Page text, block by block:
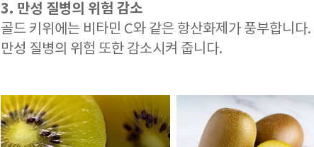
3. 만성 질병의 위험 감소
골드 키위에는 비타민 C와 같은 항산화제가 풍부합니
만성 질병의 위험 또한 감소시켜 줍니다.